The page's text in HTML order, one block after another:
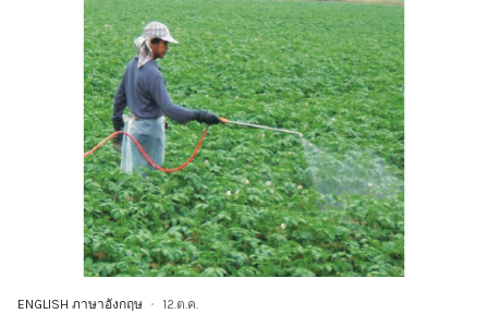
ENGLISH ภาษาอังกฤษ 12.ต.ค.